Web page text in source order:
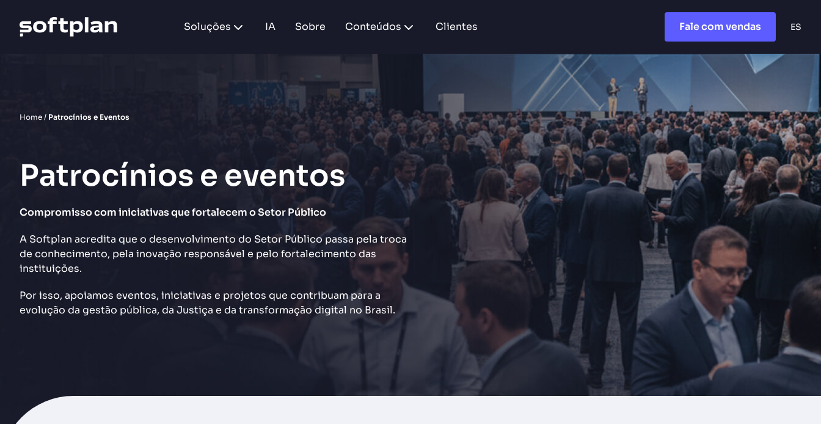
Soluções IA Sobre Conteúdos Clientes Fale com vendas ES
Home / Patrocínios e Eventos
Patrocínios e eventos
Compromisso com iniciativas que fortalecem o Setor Público
A Softplan acredita que o desenvolvimento do Setor Público passa pela troca
de conhecimento, pela inovação responsável e pelo fortalecimento das
instituições.
Por isso, apoiamos eventos, iniciativas e projetos que contribuam para a
evolução da gestão pública, da Justiça e da transformação digital no Brasil.